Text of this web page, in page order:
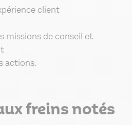
client
missions de conseil et
actions.
freins notés